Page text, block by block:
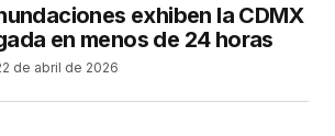
exhiben la CDMX
en menos de 24 horas
de abril de 2026